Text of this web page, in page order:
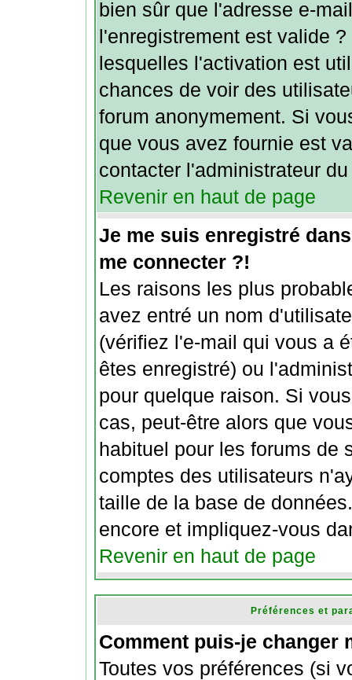
bien sûr que l'adresse e-
l'enregistrement est valide
lesquelles l'activation est
chances de voir des
forum anonymement. Si
que vous avez fournie est
contacter l'administrateur
Revenir en haut de page
Je me suis enregistré
me connecter ?!
Les raisons les plus
avez entré un nom
(vérifiez l'e-mail qui vous a
êtes enregistré) ou
pour quelque raison. Si
cas, peut-être alors que
habituel pour les forums de
comptes des utilisateurs
taille de la base de
encore et impliquez-vous
Revenir en haut de page
Préférences et
Comment puis-je changer
Toutes vos préférences (si